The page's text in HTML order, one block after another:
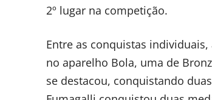
2º lugar na competição.
Entre as conquistas
no aparelho Bola, uma de
se destacou, conquistando